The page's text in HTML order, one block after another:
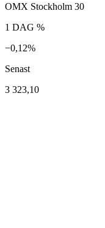
OMX Stockholm 30
1 DAG %
−0,12%
Senast
3 323,10